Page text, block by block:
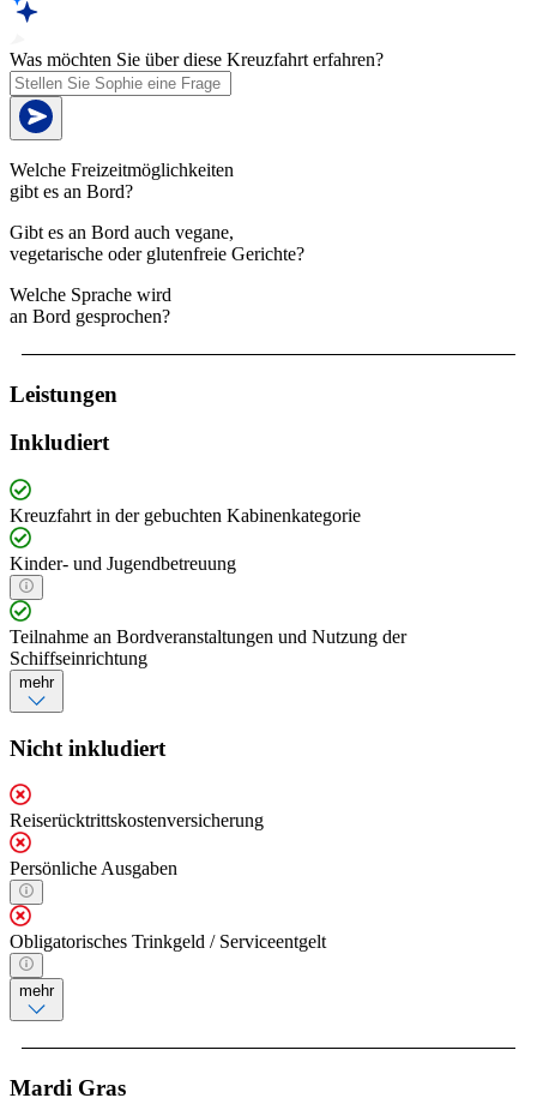
Was möchten Sie über diese Kreuzfahrt erfahren?
Welche Freizeitmöglichkeiten
gibt es an Bord?
Gibt es an Bord auch vegane,
vegetarische oder glutenfreie Gerichte?
Welche Sprache wird
an Bord gesprochen?
Leistungen
Inkludiert
Kreuzfahrt in der gebuchten Kabinenkategorie
Kinder- und Jugendbetreuung
Teilnahme an Bordveranstaltungen und Nutzung der
Schiffseinrichtung
mehr
Nicht inkludiert
Reiserücktrittskostenversicherung
Persönliche Ausgaben
Obligatorisches Trinkgeld / Serviceentgelt
mehr
Mardi Gras